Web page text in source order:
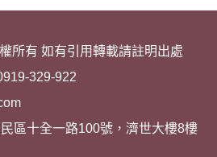
所有 如有引用轉載請註明出處
329-922
區十全一路100號，濟世大樓8樓